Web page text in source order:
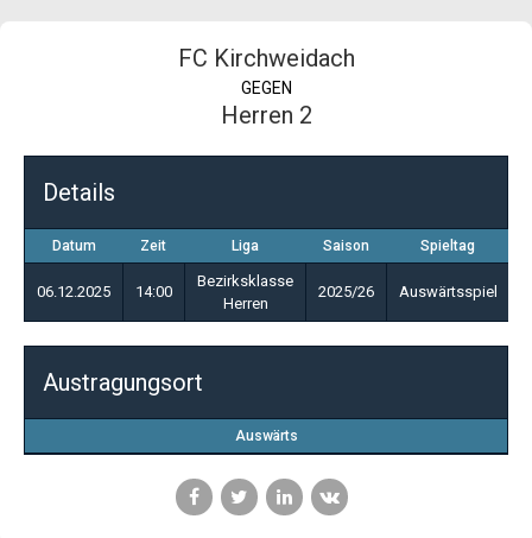
FC Kirchweidach
GEGEN
Herren 2
Details
Datum Zeit Liga Saison Spieltag
06.12.2025 14:00
Bezirksklasse
Herren
2025/26 Auswärtsspiel
Austragungsort
Auswärts